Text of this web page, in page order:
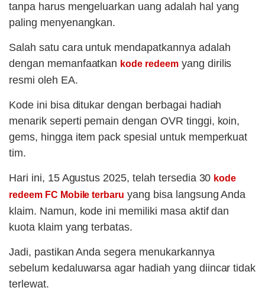
tanpa harus mengeluarkan uang adalah hal yang
paling menyenangkan.
Salah satu cara untuk mendapatkannya adalah
dengan memanfaatkan kode redeemyang dirilis
resmi oleh EA.
Kode ini bisa ditukar dengan berbagai hadiah
menarik seperti pemain dengan OVR tinggi, koin,
gems, hingga item pack spesial untuk memperkuat
tim.
Hari ini, 15 Agustus 2025, telah tersedia 30 kode
redeem FC Mobile terbaru yang bisa langsung Anda
klaim. Namun, kode ini memiliki masa aktif dan
kuota klaim yang terbatas.
Jadi, pastikan Anda segera menukarkannya
sebelum kedaluwarsa agar hadiah yang diincar tidak
terlewat.